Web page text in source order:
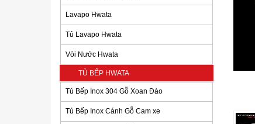
Lavapo Hwata
Tủ Lavapo Hwata
Vòi Nước Hwata
TỦ BẾP HWATA
Tủ Bếp Inox 304 Gỗ Xoan Đào
Tủ Bếp Inox Cánh Gỗ Cam xe